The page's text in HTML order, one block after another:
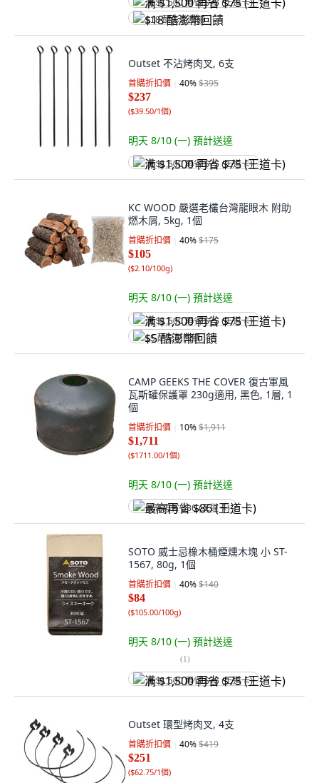
满 $1,500 再省 $75 (王道卡)
$18 酷澎幣回饋
Outset 不沾烤肉叉, 6支
首購折扣價 40%$395
$237
($39.50/1個)
明天 8/10 (一) 預計送達
满 $1,500 再省 $75 (王道卡)
KC WOOD 嚴選老欉台灣龍眼木 附助
燃木屑, 5kg, 1個
首購折扣價 40%$175
$105
($2.10/100g)
明天 8/10 (一) 預計送達
满 $1,500 再省 $75 (王道卡)
$5 酷澎幣回饋
CAMP GEEKS THE COVER 復古軍風
瓦斯罐保護罩 230g適用, 黑色, 1層, 1
個
首購折扣價 10%$1,911
$1,711
($1711.00/1個)
明天 8/10 (一) 預計送達
最高再省 $86 (王道卡)
SOTO 威士忌橡木桶煙燻木塊 小 ST-
1567, 80g, 1個
首購折扣價 40%$140
$84
($105.00/100g)
明天 8/10 (一) 預計送達
(1)
满 $1,500 再省 $75 (王道卡)
Outset 環型烤肉叉, 4支
首購折扣價 40%$419
$251
($62.75/1個)